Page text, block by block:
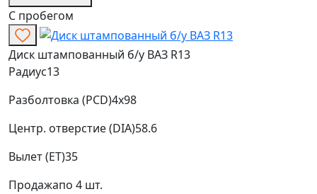
С пробегом
Диск штампованный б/у ВАЗ R13
Радиус13
Разболтовка (PCD)4x98
Центр. отверстие (DIA)58.6
Вылет (ET)35
Продажапо 4 шт.